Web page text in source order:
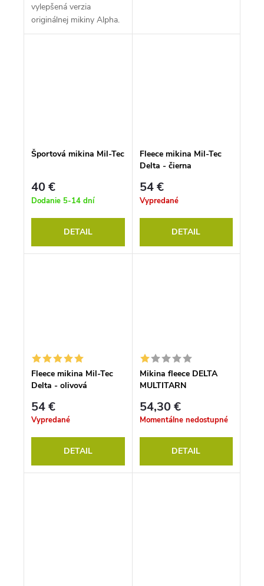
vylepšená verzia
originálnej mikiny Alpha.
Športová mikina Mil-Tec
40 €
Dodanie 5-14 dní
DETAIL
Fleece mikina Mil-Tec
Delta - čierna
54 €
Vypredané
DETAIL
Fleece mikina Mil-Tec
Delta - olivová
54 €
Vypredané
DETAIL
Mikina fleece DELTA
MULTITARN
54,30 €
Momentálne nedostupné
DETAIL